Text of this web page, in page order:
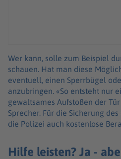
Wer kann, solle zum Beispiel
schauen. Hat man diese
eventuell, einen Sperrbügel
anzubringen. «So entsteht nur
gewaltsames Aufstoßen der
Sprecher. Für die Sicherung
die Polizei auch kostenlose
Hilfe leisten? Ja -